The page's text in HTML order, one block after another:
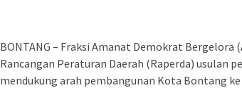
BONTANG – Fraksi Amanat Demokrat Bergelora
Rancangan Peraturan Daerah (Raperda)
mendukung arah pembangunan Kota Bontang ke